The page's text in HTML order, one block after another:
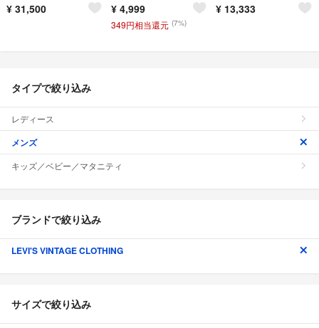
¥ 31,500 ¥ 4,999
349円相当還元 (7%)
¥ 13,333
タイプで絞り込み
レディース
メンズ
キッズ／ベビー／マタニティ
ブランドで絞り込み
LEVI'S VINTAGE CLOTHING
サイズで絞り込み